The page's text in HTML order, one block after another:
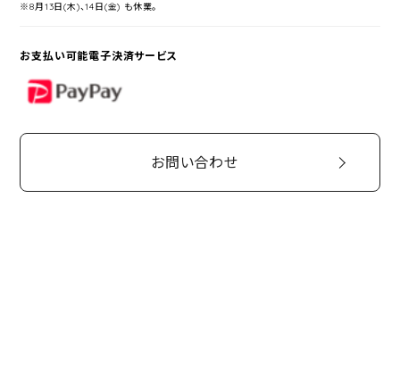
※8月13日(木)、14日(金) も休業。
お支払い可能電子決済サービス
PayPay
お問い合わせ